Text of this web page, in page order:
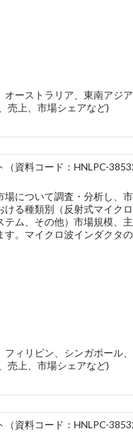
ーストラリア、東南アジア
売上、市場シェアなど)
資料コード：HNLPC-
について調査・分析し、
る種類別（反射式マイク
ム、その他）市場規模、
。マイクロ波インダクタ
ィリピン、シンガポール、
売上、市場シェアなど)
資料コード：HNLPC-